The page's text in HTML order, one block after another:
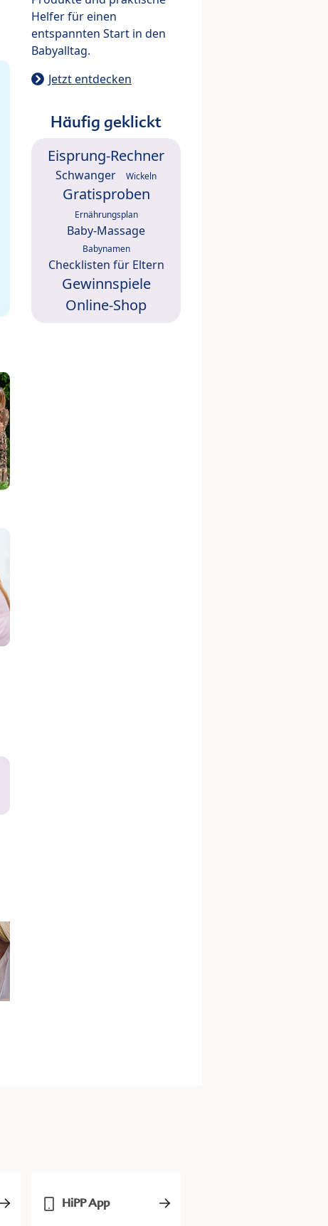
Helfer für einen
entspannten Start in den
Babyalltag.
Jetzt entdecken
Häufig geklickt
Eisprung-Rechner
Schwanger Wickeln
Gratisproben
Ernährungsplan
Baby-Massage
Babynamen
Checklisten für Eltern
Gewinnspiele
Online-Shop
HiPP App